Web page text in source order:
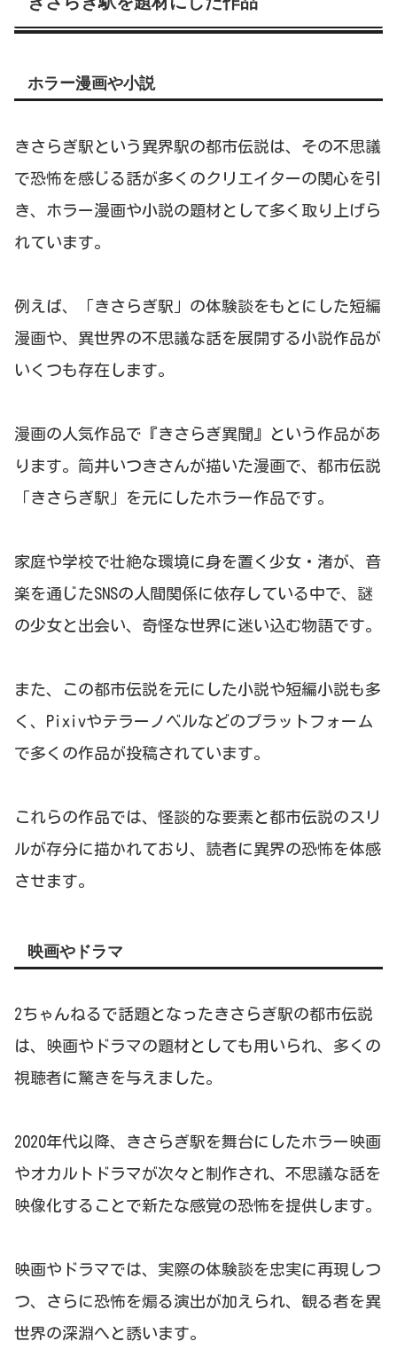
ホラー漫画や小説
きさらぎ駅という異界駅の都市伝説は、その不思議
で恐怖を感じる話が多くのクリエイターの関心を引
き、ホラー漫画や小説の題材として多く取り上げら
れています。
例えば、「きさらぎ駅」の体験談をもとにした短編
漫画や、異世界の不思議な話を展開する小説作品が
いくつも存在します。
漫画の人気作品で『きさらぎ異聞』という作品があ
ります。筒井いつきさんが描いた漫画で、都市伝説
「きさらぎ駅」を元にしたホラー作品です。
家庭や学校で壮絶な環境に身を置く少女・渚が、音
楽を通じたSNSの人間関係に依存している中で、謎
の少女と出会い、奇怪な世界に迷い込む物語です。
また、この都市伝説を元にした小説や短編小説も多
く、Pixivやテラーノベルなどのプラットフォーム
で多くの作品が投稿されています。
これらの作品では、怪談的な要素と都市伝説のスリ
ルが存分に描かれており、読者に異界の恐怖を体感
させます。
映画やドラマ
2ちゃんねるで話題となったきさらぎ駅の都市伝説
は、映画やドラマの題材としても用いられ、多くの
視聴者に驚きを与えました。
2020年代以降、きさらぎ駅を舞台にしたホラー映画
やオカルトドラマが次々と制作され、不思議な話を
映像化することで新たな感覚の恐怖を提供します。
映画やドラマでは、実際の体験談を忠実に再現しつ
つ、さらに恐怖を煽る演出が加えられ、観る者を異
世界の深淵へと誘います。